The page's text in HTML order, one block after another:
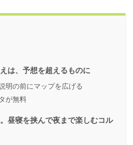
は、予想を超えるものに
明の前にマップを広げる
が無料
昼寝を挟んで夜まで楽しむコル